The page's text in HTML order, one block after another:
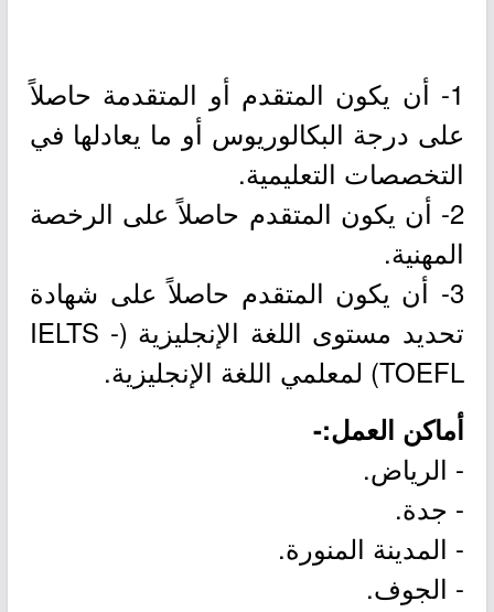
1- أن يكون المتقدم أو المتقدمة حاصلاً
على درجة البكالوريوس أو ما يعادلها في
التخصصات التعليمية.
2- أن يكون المتقدم حاصلاً على الرخصة
المهنية.
3- أن يكون المتقدم حاصلاً على شهادة
تحديد مستوى اللغة الإنجليزية (IELTS -
TOEFL) لمعلمي اللغة الإنجليزية.
أماكن العمل:-
- الرياض.
- جدة.
- المدينة المنورة.
- الجوف.